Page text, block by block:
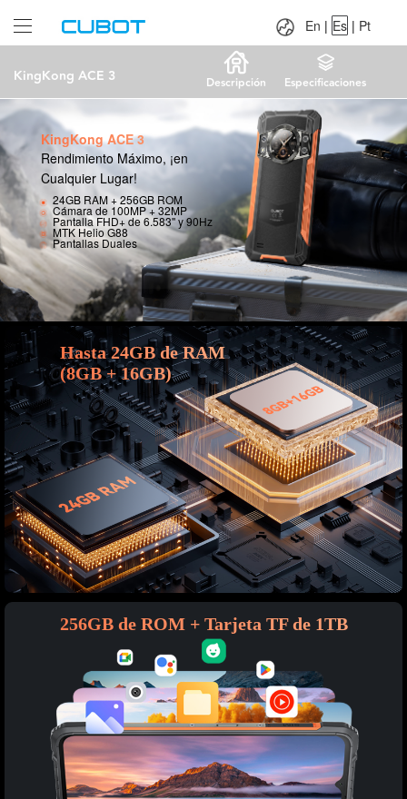
KingKong ACE 3 Descripción Especificaciones
Pt
En | Es | Pt
KingKong ACE 3
Rendimiento Máximo, ¡en
Cualquier Lugar!
24GB RAM + 256GB ROM
Cámara de 100MP + 32MP
Pantalla FHD+ de 6.583'' y 90Hz
MTK Helio G88
Pantallas Duales
Hasta 24GB de RAM
(8GB + 16GB)
256GB de ROM + Tarjeta TF de 1TB